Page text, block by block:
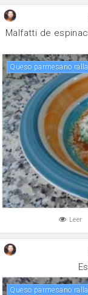
Malfatti de
Queso parmesano
Leer
Queso parmesano